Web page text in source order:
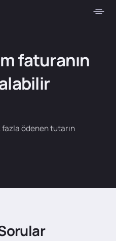
faturanın
fazla ödenen tutarın